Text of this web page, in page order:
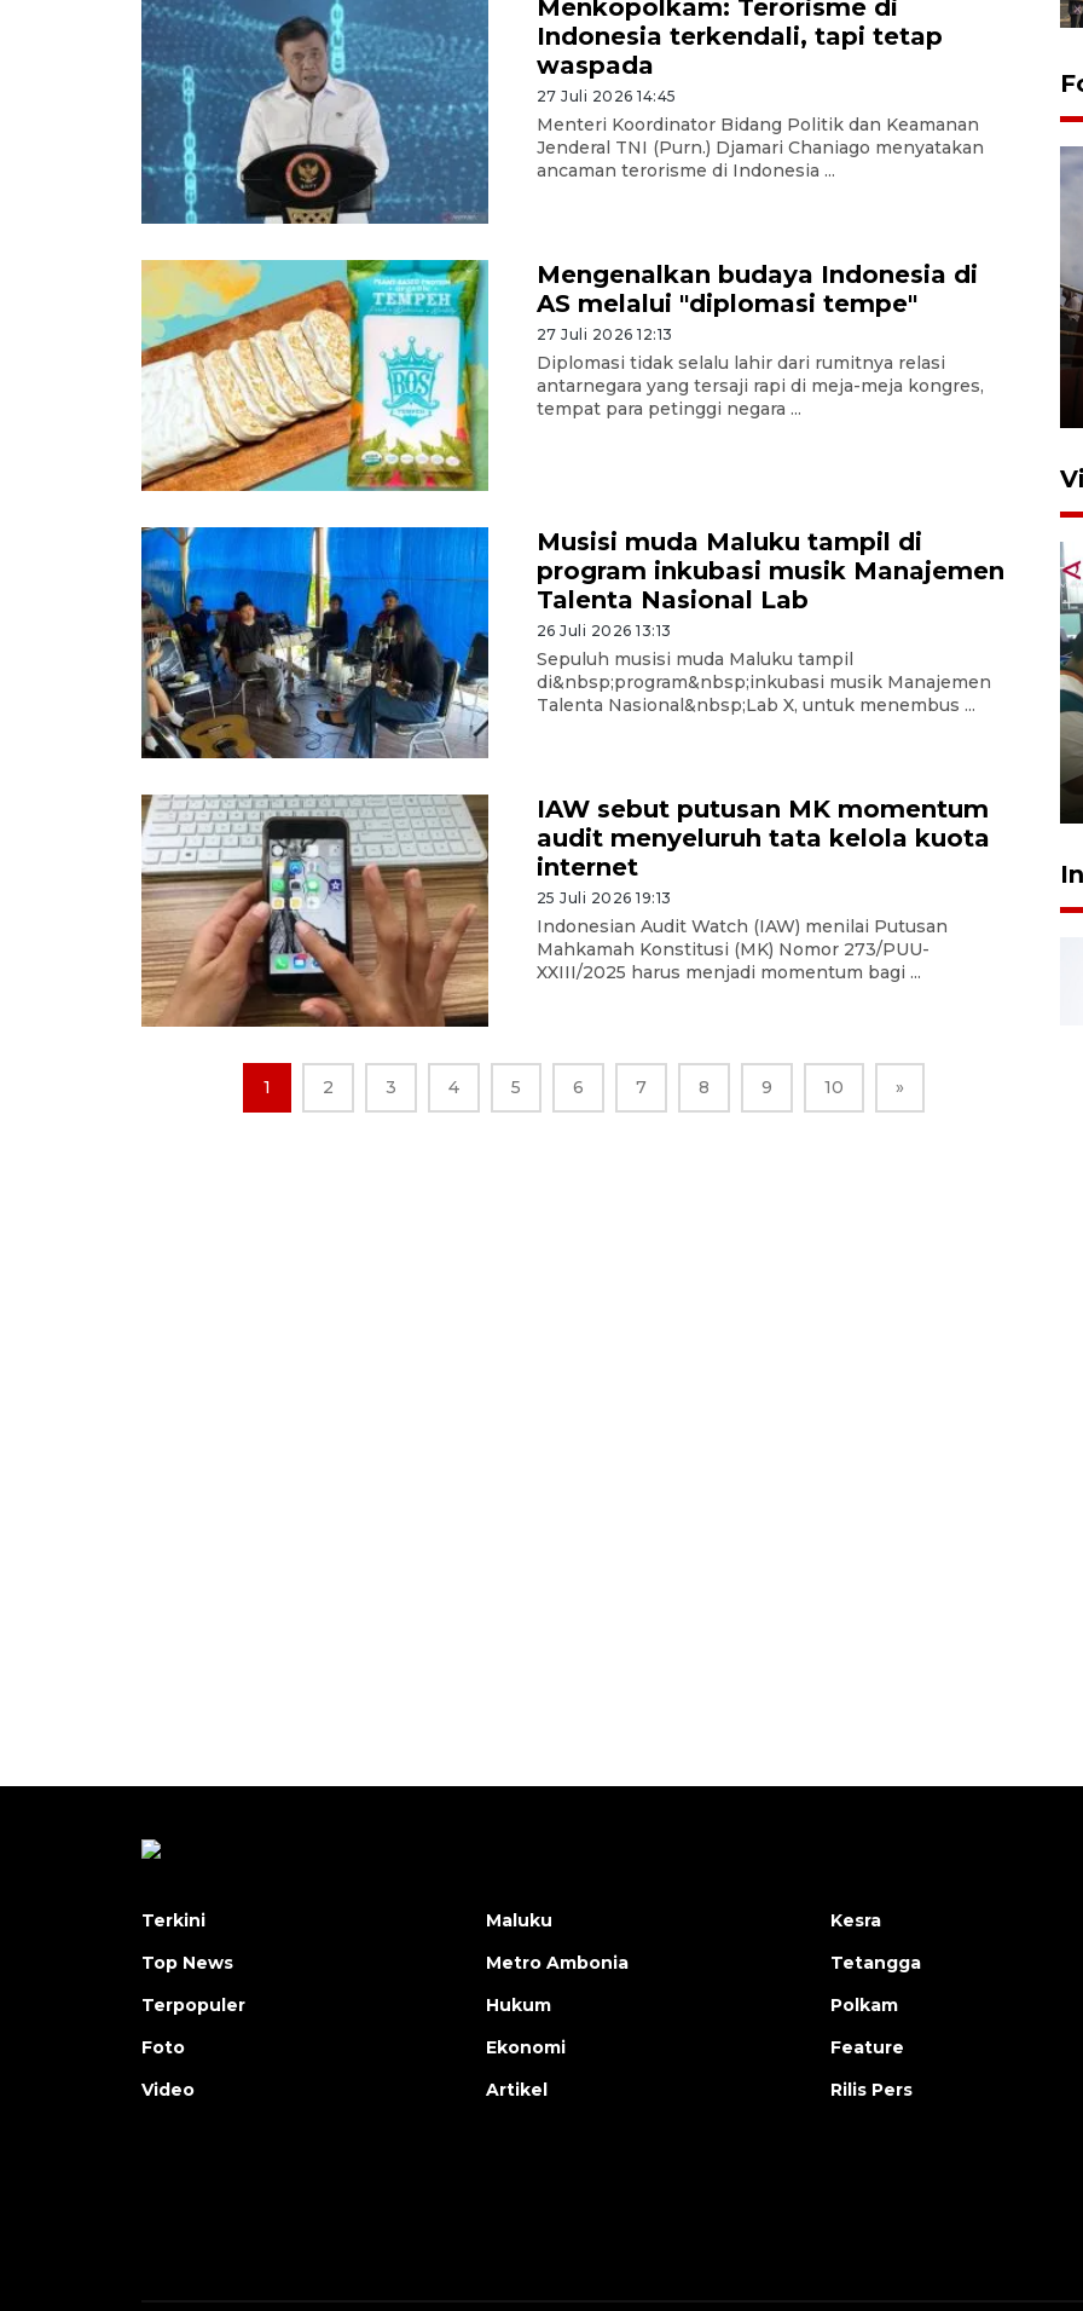
Menkopolkam: Terorisme di
Indonesia terkendali, tapi tetap
waspada
27 Juli 2026 14:45
Menteri Koordinator Bidang Politik dan Keamanan
Jenderal TNI (Purn.) Djamari Chaniago menyatakan
ancaman terorisme di Indonesia ...
Mengenalkan budaya Indonesia di
AS melalui "diplomasi tempe"
27 Juli 2026 12:13
Diplomasi tidak selalu lahir dari rumitnya relasi
antarnegara yang tersaji rapi di meja-meja kongres,
tempat para petinggi negara ...
Musisi muda Maluku tampil di
program inkubasi musik Manajemen
Talenta Nasional Lab
26 Juli 2026 13:13
Sepuluh musisi muda Maluku tampil
di&nbsp;program&nbsp;inkubasi musik Manajemen
Talenta Nasional&nbsp;Lab X, untuk menembus ...
IAW sebut putusan MK momentum
audit menyeluruh tata kelola kuota
internet
25 Juli 2026 19:13
Indonesian Audit Watch (IAW) menilai Putusan
Mahkamah Konstitusi (MK) Nomor 273/PUU-
XXIII/2025 harus menjadi momentum bagi ...
1 2 3 4 5 6 7 8 9 10 »
Unjuk rasa protes penataan
Pasar Higienis
5 Mei 2026 05:32
Ambon ajak semua pihak buka
Terkini
Top News
Terpopuler
Foto
Video
Maluku
Metro Ambonia
Hukum
Ekonomi
Artikel
Kesra
Tetangga
Polkam
Feature
Rilis Pers